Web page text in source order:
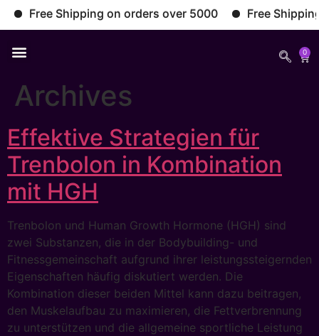
Free Shipping on orders over 5000 Free Shipping
0
Archives
Effektive Strategien für
Trenbolon in Kombination
mit HGH
Trenbolon und Human Growth Hormone (HGH) sind
zwei Substanzen, die in der Bodybuilding- und
Fitnessgemeinschaft aufgrund ihrer leistungssteigernden
Eigenschaften häufig diskutiert werden. Die
Kombination dieser beiden Mittel kann dazu beitragen,
den Muskelaufbau zu maximieren, die Fettverbrennung
zu unterstützen und die allgemeine sportliche Leistung